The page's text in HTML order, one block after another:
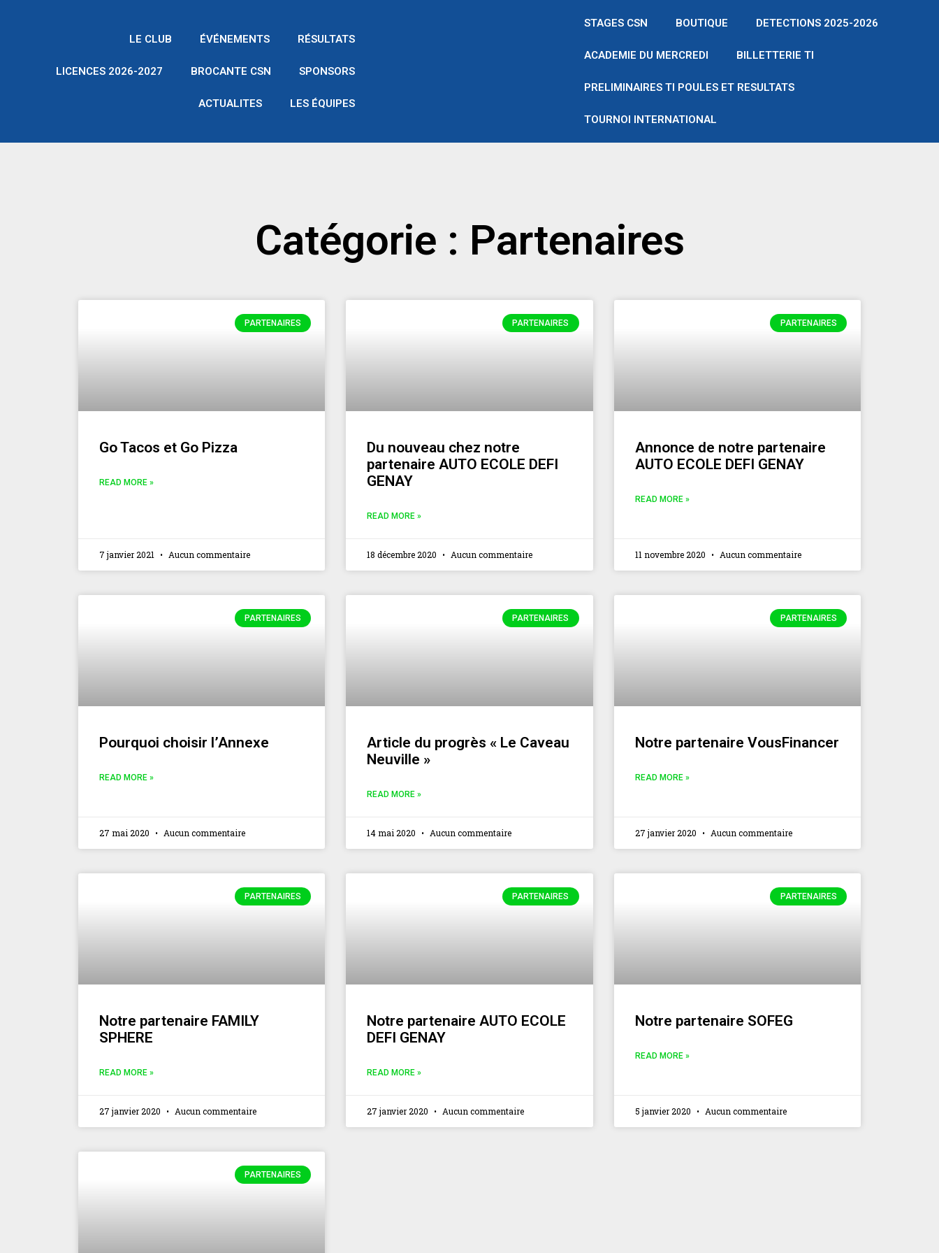
LE CLUB ÉVÉNEMENTS RÉSULTATS
LICENCES 2026-2027 BROCANTE CSN SPONSORS
ACTUALITES LES ÉQUIPES
STAGES CSN BOUTIQUE DETECTIONS 2025-2026
ACADEMIE DU MERCREDI BILLETTERIE TI
PRELIMINAIRES TI POULES ET RESULTATS
TOURNOI INTERNATIONAL
Catégorie : Partenaires
PARTENAIRES
Go Tacos et Go Pizza
READ MORE »
7 janvier 2021 Aucun commentaire
PARTENAIRES
Du nouveau chez notre
partenaire AUTO ECOLE DEFI
GENAY
READ MORE »
18 décembre 2020 Aucun commentaire
PARTENAIRES
Annonce de notre partenaire
AUTO ECOLE DEFI GENAY
READ MORE »
11 novembre 2020 Aucun commentaire
PARTENAIRES
Pourquoi choisir l’Annexe
READ MORE »
27 mai 2020 Aucun commentaire
PARTENAIRES
Article du progrès « Le Caveau
Neuville »
READ MORE »
14 mai 2020 Aucun commentaire
PARTENAIRES
Notre partenaire VousFinancer
READ MORE »
27 janvier 2020 Aucun commentaire
PARTENAIRES
Notre partenaire FAMILY
SPHERE
READ MORE »
27 janvier 2020 Aucun commentaire
PARTENAIRES
Notre partenaire AUTO ECOLE
DEFI GENAY
READ MORE »
27 janvier 2020 Aucun commentaire
PARTENAIRES
Notre partenaire SOFEG
READ MORE »
5 janvier 2020 Aucun commentaire
PARTENAIRES